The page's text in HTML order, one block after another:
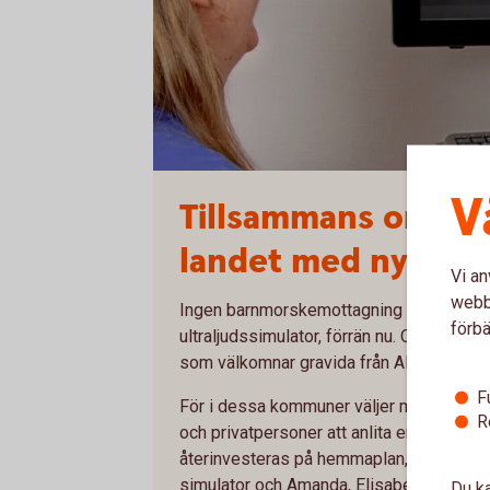
Tillsammans
landet med ny
Ingen barnmorskemottagning i Sverige
ultraljudssimulator, förrän nu. Och det
som välkomnar gravida från Alingsås,
För i dessa kommuner väljer många
och privatpersoner att anlita en bank
återinvesteras på hemmaplan, till nytta
simulator och Amanda, Elisabeth och
Vi